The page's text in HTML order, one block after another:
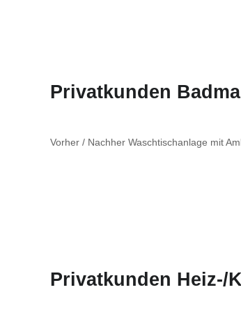
Privatkunden
Vorher / Nachher Waschtischanlage mit
Privatkunden Heiz-/